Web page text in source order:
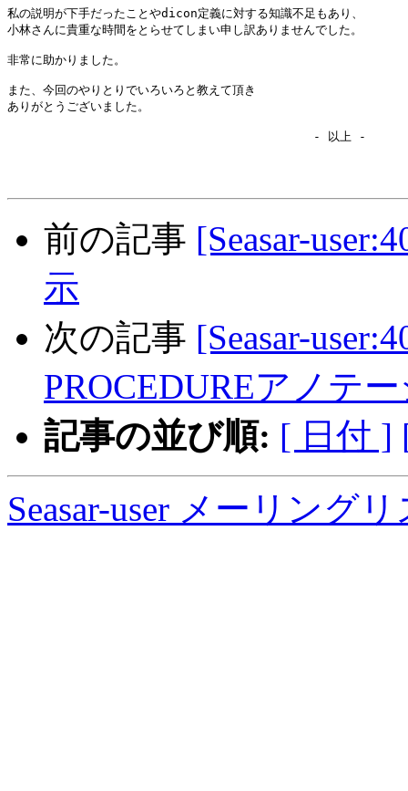
私の説明が下手だったことやdicon定義に対する知識不足もあり、
小林さんに貴重な時間をとらせてしまい申し訳ありませんでした。
非常に助かりました。
また、今回のやりとりでいろいろと教えて頂き
ありがとうございました。
                                          - 以上 -
前の記事 [Seasar-
示
次の記事 [Seasar-
PROCEDUREアノテ
記事の並び順: [ 日付 ]
Seasar-user メーリング